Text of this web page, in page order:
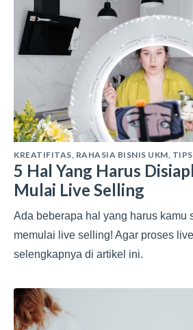
KREATIFITAS, RAHASIA BISNIS UKM,
5 Hal Yang Harus
Mulai Live Selling
Ada beberapa hal yang harus kamu
memulai live selling! Agar proses
selengkapnya di artikel ini.